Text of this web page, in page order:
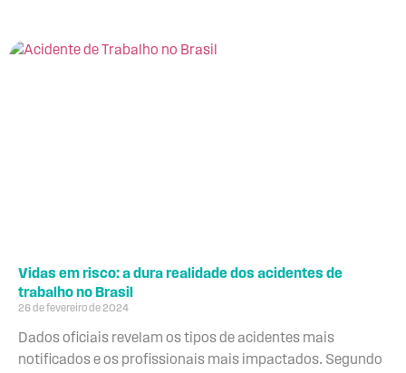
Vidas em risco: a dura realidade dos acidentes de
trabalho no Brasil
26 de fevereiro de 2024
Dados oficiais revelam os tipos de acidentes mais
notificados e os profissionais mais impactados. Segundo